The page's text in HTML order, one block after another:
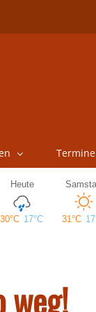
Termine
weg!